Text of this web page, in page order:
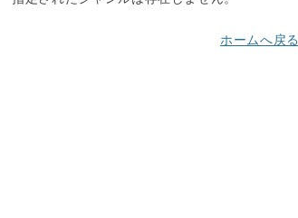
ホームへ戻る